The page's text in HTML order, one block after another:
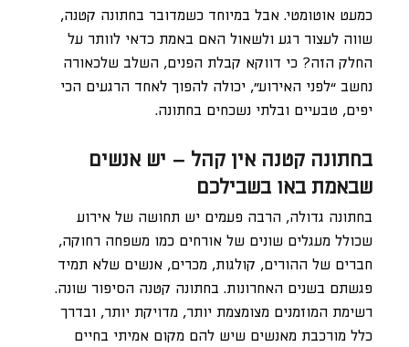
כמעט אוטומטי. אבל במיוחד כשמדובר בחתונה קטנה,
שווה לעצור רגע ולשאול האם באמת כדאי לוותר על
החלק הזה? כי דווקא קבלת הפנים, השלב שלכאורה
נחשב “לפני האירוע”, יכולה להפוך לאחד הרגעים הכי
יפים, טבעיים ובלתי נשכחים בחתונה.
בחתונה קטנה אין קהל – יש אנשים
שבאמת באו בשבילכם
בחתונה גדולה, הרבה פעמים יש תחושה של אירוע
שכולל מעגלים שונים של אורחים כמו משפחה רחוקה,
חברים של ההורים, קולגות, מכרים, אנשים שלא תמיד
פגשתם בשנים האחרונות. בחתונה קטנה הסיפור שונה.
רשימת המוזמנים מצומצמת יותר, מדויקת יותר, ובדרך
כלל מורכבת מאנשים שיש להם מקום אמיתי בחיים